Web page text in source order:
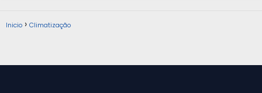
Inicio Climatização